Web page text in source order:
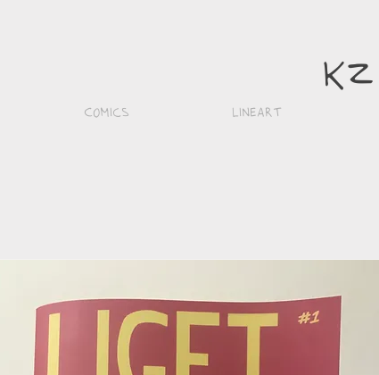
kz
Comics Lineart